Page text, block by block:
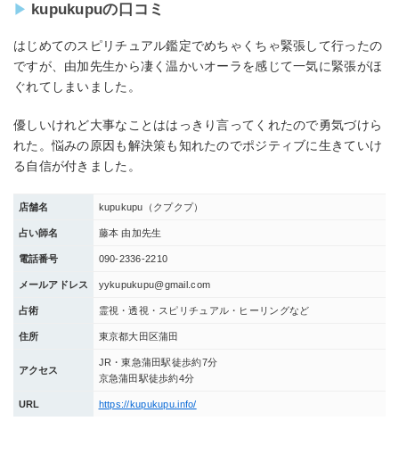
kupukupuの口コミ
はじめてのスピリチュアル鑑定でめちゃくちゃ緊張して行ったの
ですが、由加先生から凄く温かいオーラを感じて一気に緊張がほ
ぐれてしまいました。
優しいけれど大事なことははっきり言ってくれたので勇気づけら
れた。悩みの原因も解決策も知れたのでポジティブに生きていけ
る自信が付きました。
店舗名 kupukupu（クプクプ）
占い師名 藤本 由加先生
電話番号 090-2336-2210
メールアドレス yykupukupu@gmail.com
占術 霊視・透視・スピリチュアル・ヒーリングなど
住所 東京都大田区蒲田
アクセス
JR・東急蒲田駅徒歩約7分
京急蒲田駅徒歩約4分
URL https://kupukupu.info/